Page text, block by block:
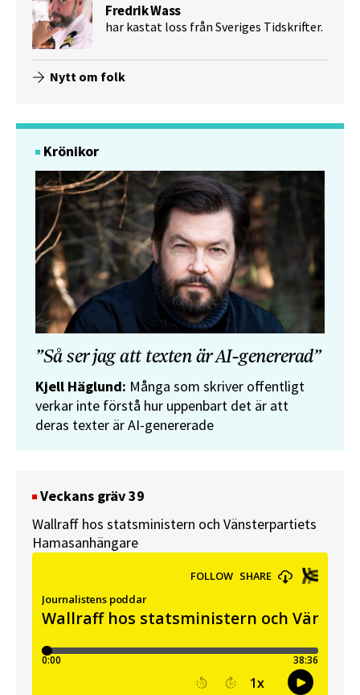
Fredrik Wass
har kastat loss från Sveriges Tidskrifter.
Nytt om folk
Krönikor
”Så ser jag att texten är AI-genererad”
Kjell Häglund: Många som skriver offentligt
verkar inte förstå hur uppenbart det är att
deras texter är AI-genererade
Veckans gräv 39
Wallraff hos statsministern och Vänsterpartiets
Hamasanhängare